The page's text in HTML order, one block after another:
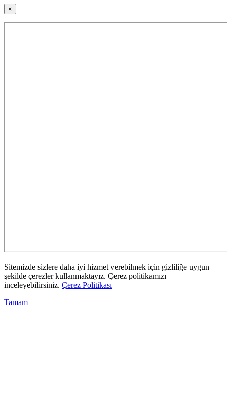
×
Sitemizde sizlere daha iyi hizmet verebilmek için gizliliğe uygun
şekilde çerezler kullanmaktayız. Çerez politikamızı
inceleyebilirsiniz. Çerez Politikası
Tamam